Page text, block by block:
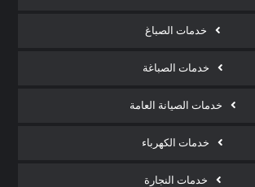
خدمات الصباغ
خدمات الصباغة
خدمات الصيانة العامة
خدمات الكهرباء
خدمات النجارة